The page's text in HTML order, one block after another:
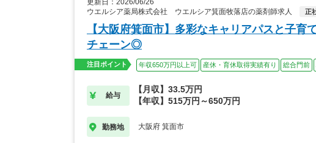
更新日：2026/06/26
ウエルシア薬局株式会社 ウエルシア箕面牧落店の薬剤師求人
正
【大阪府箕面市】多彩なキャリアパスと子
チェーン◎
注目ポイント 年収650万円以上可 産休・育休取得実績有り 総合門前
給与
【月収】33.5万円
【年収】515万円～650万円
勤務地 大阪府 箕面市